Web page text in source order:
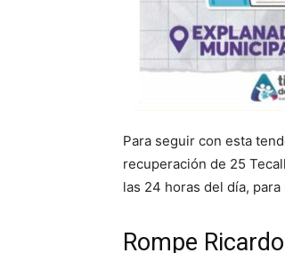
Para seguir con esta
recuperación de 25
las 24 horas del día,
Rompe